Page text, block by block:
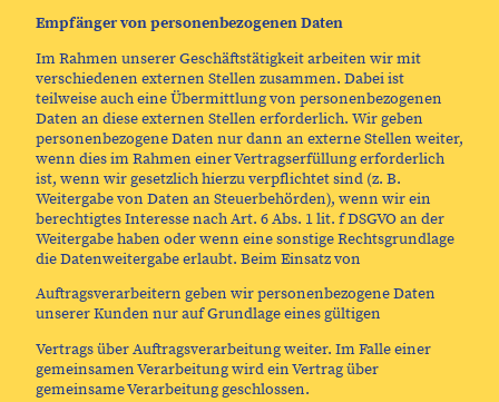
Empfänger von personenbezogenen Daten
Im Rahmen unserer Geschäftstätigkeit arbeiten wir mit
verschiedenen externen Stellen zusammen. Dabei ist
teilweise auch eine Übermittlung von personenbezogenen
Daten an diese externen Stellen erforderlich. Wir geben
personenbezogene Daten nur dann an externe Stellen weiter,
wenn dies im Rahmen einer Vertragserfüllung erforderlich
ist, wenn wir gesetzlich hierzu verpflichtet sind (z. B.
Weitergabe von Daten an Steuerbehörden), wenn wir ein
berechtigtes Interesse nach Art. 6 Abs. 1 lit. f DSGVO an der
Weitergabe haben oder wenn eine sonstige Rechtsgrundlage
die Datenweitergabe erlaubt. Beim Einsatz von
Auftragsverarbeitern geben wir personenbezogene Daten
unserer Kunden nur auf Grundlage eines gültigen
Vertrags über Auftragsverarbeitung weiter. Im Falle einer
gemeinsamen Verarbeitung wird ein Vertrag über
gemeinsame Verarbeitung geschlossen.